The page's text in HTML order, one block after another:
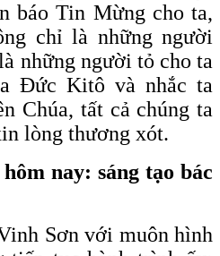
báo Tin Mừng cho ta,
chỉ là những người
những người tỏ cho ta
Đức Kitô và nhắc ta
Chúa, tất cả chúng ta
lòng thương xót.
nay: sáng tạo bác
Sơn với muôn hình